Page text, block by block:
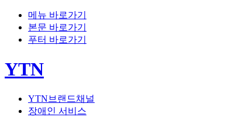
메뉴 바로가기
본문 바로가기
푸터 바로가기
YTN
YTN브랜드채널
장애인 서비스